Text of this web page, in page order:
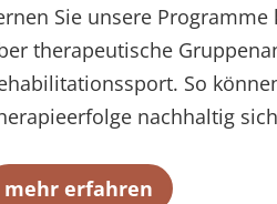
Sie unsere
therapeutische
So
nachhaltig
mehr erfahren